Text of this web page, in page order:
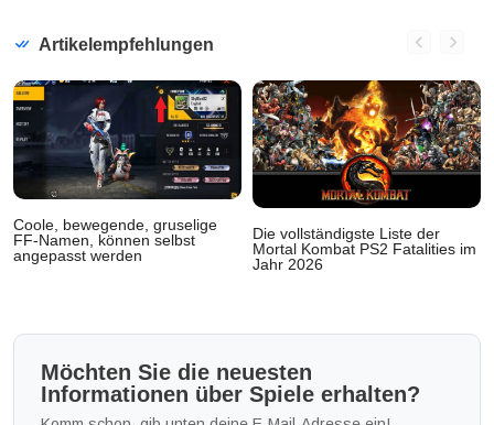
Artikelempfehlungen
Coole, bewegende, gruselige
FF-Namen, können selbst
angepasst werden
Die vollständigste Liste der
Mortal Kombat PS2 Fatalities im
Jahr 2026
Möchten Sie die neuesten
Informationen über Spiele erhalten?